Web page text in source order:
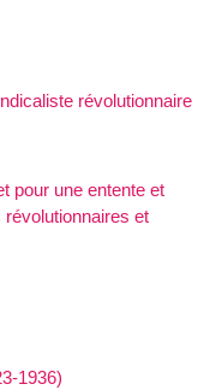
révolutionnaire
pour une entente et
révolutionnaires et
1936)